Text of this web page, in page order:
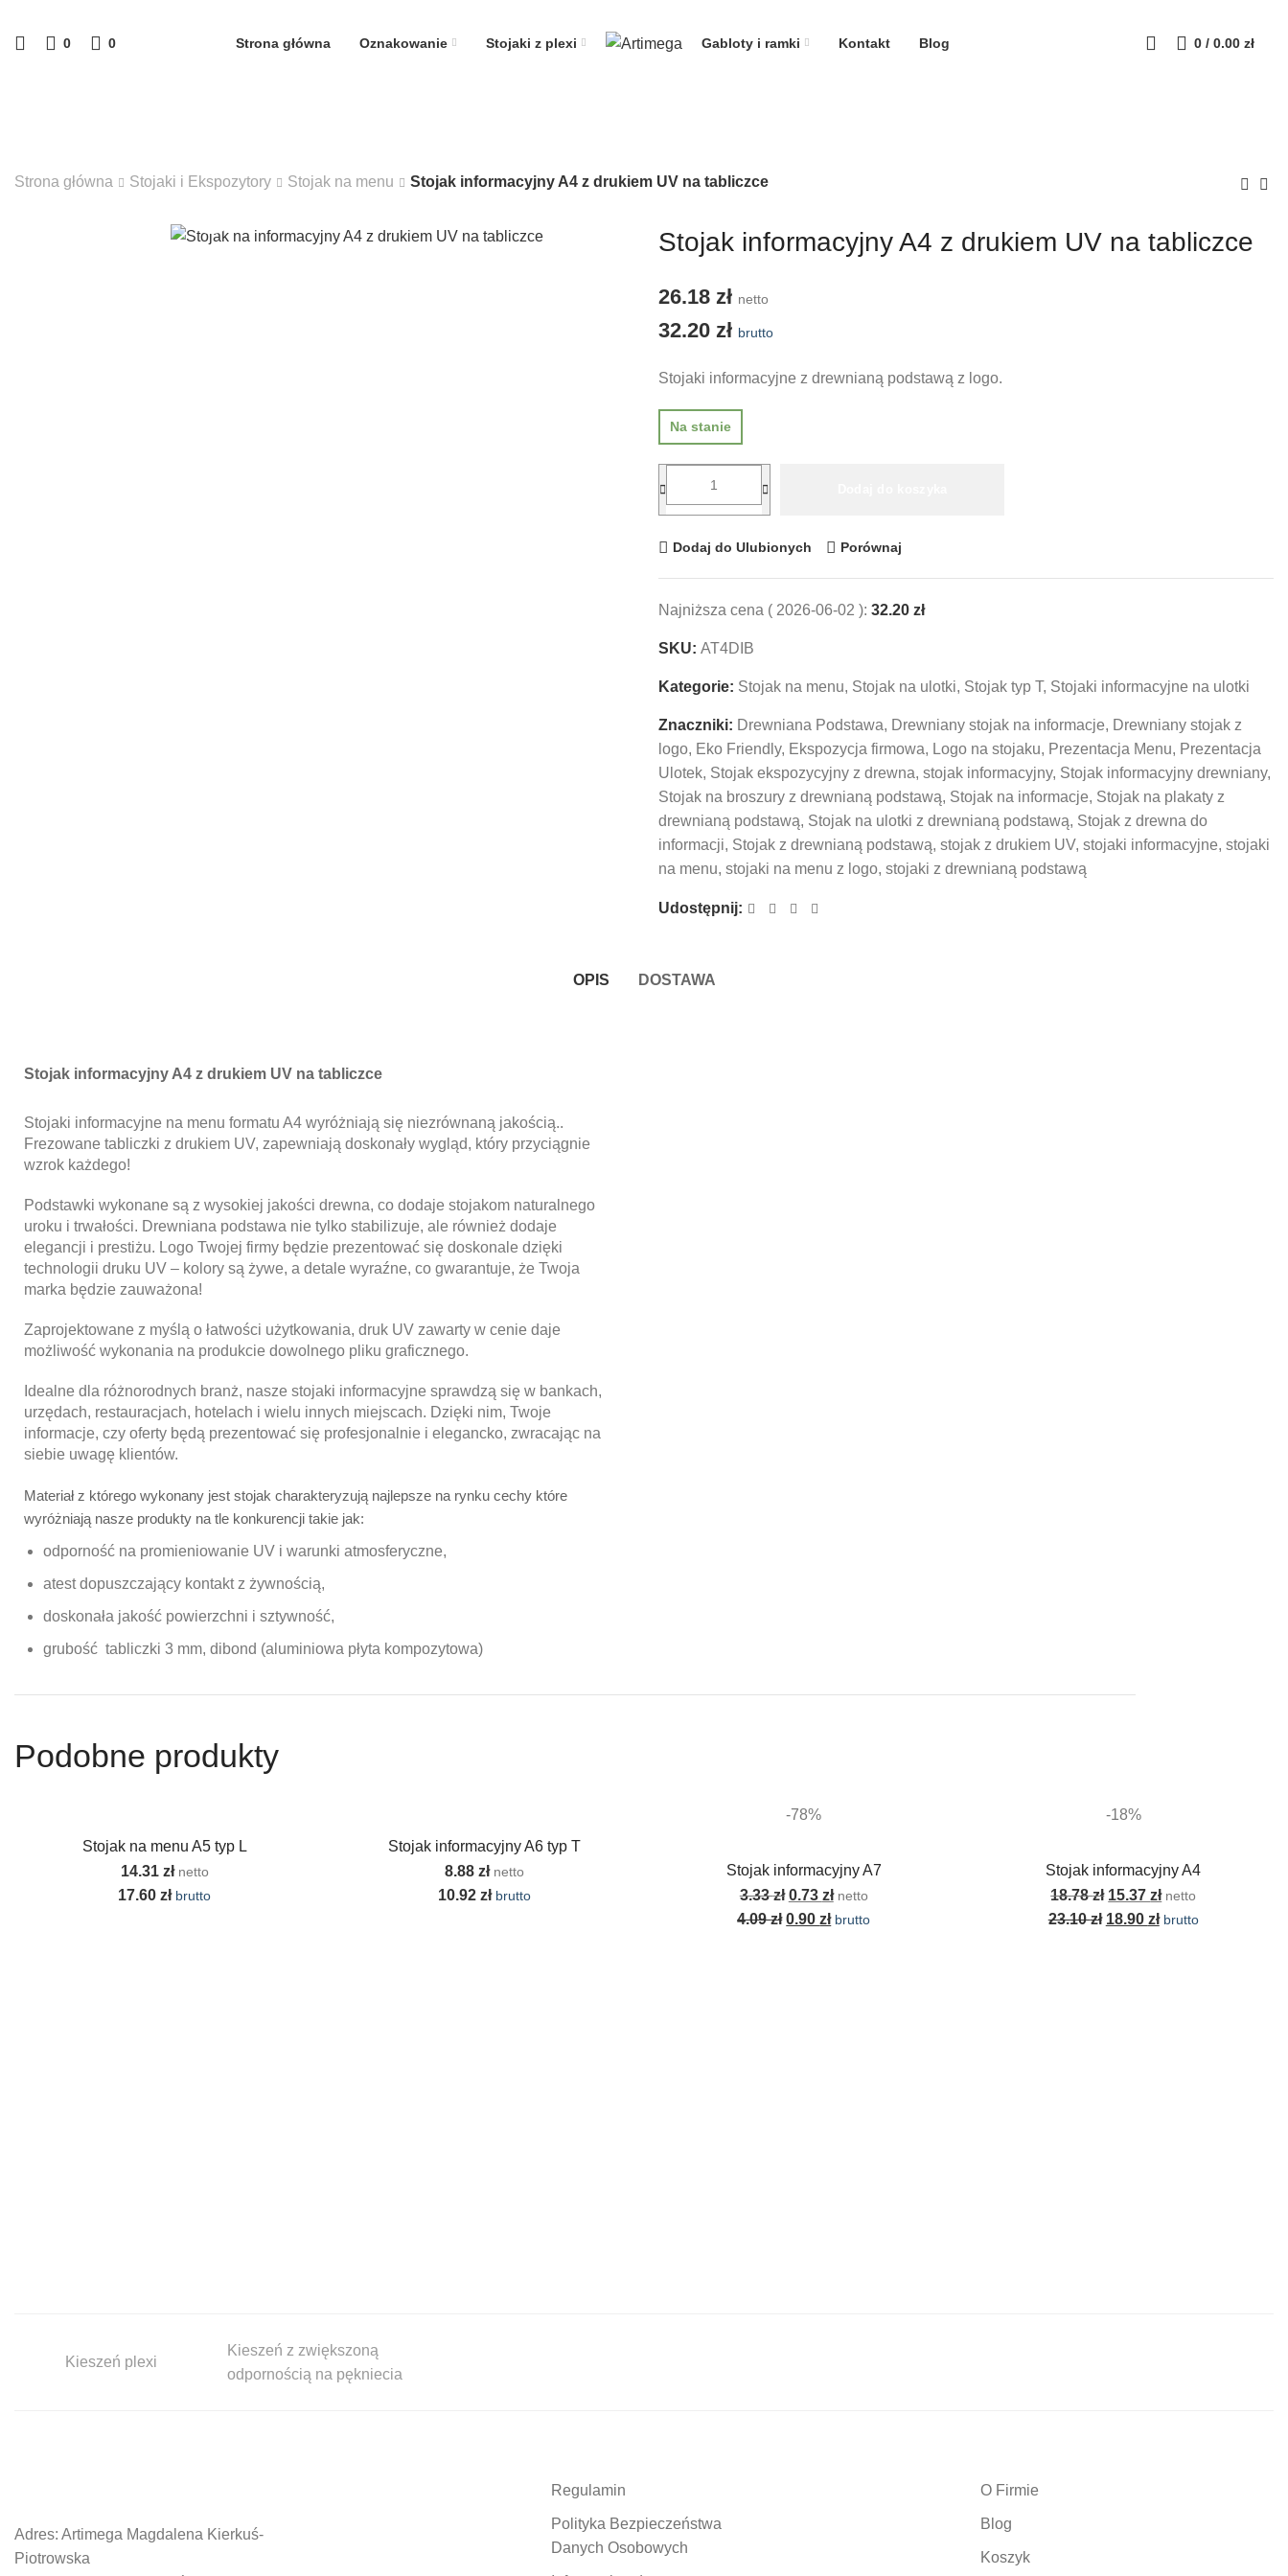
0 0 Strona główna Oznakowanie Stojaki z plexi Gabloty i ramki Kontakt Blog 0 / 0.00 zł
Strona główna Stojaki i Ekspozytory Stojak na menu Stojak informacyjny A4 z drukiem UV na tabliczce
Stojak informacyjny A4 z drukiem UV na tabliczce
26.18 zł netto
32.20 zł brutto
Stojaki informacyjne z drewnianą podstawą z logo.
Na stanie
Dodaj do Ulubionych Porównaj
Najniższa cena ( 2026-06-02 ): 32.20 zł
SKU: AT4DIB
Kategorie: Stojak na menu, Stojak na ulotki, Stojak typ T, Stojaki informacyjne na ulotki
Znaczniki: Drewniana Podstawa, Drewniany stojak na informacje, Drewniany stojak z
logo, Eko Friendly, Ekspozycja firmowa, Logo na stojaku, Prezentacja Menu, Prezentacja
Ulotek, Stojak ekspozycyjny z drewna, stojak informacyjny, Stojak informacyjny drewniany,
Stojak na broszury z drewnianą podstawą, Stojak na informacje, Stojak na plakaty z
drewnianą podstawą, Stojak na ulotki z drewnianą podstawą, Stojak z drewna do
informacji, Stojak z drewnianą podstawą, stojak z drukiem UV, stojaki informacyjne, stojaki
na menu, stojaki na menu z logo, stojaki z drewnianą podstawą
Udostępnij:
OPIS DOSTAWA
Stojak informacyjny A4 z drukiem UV na tabliczce
Stojaki informacyjne na menu formatu A4 wyróżniają się niezrównaną jakością..
Frezowane tabliczki z drukiem UV, zapewniają doskonały wygląd, który przyciągnie
wzrok każdego!
Podstawki wykonane są z wysokiej jakości drewna, co dodaje stojakom naturalnego
uroku i trwałości. Drewniana podstawa nie tylko stabilizuje, ale również dodaje
elegancji i prestiżu. Logo Twojej firmy będzie prezentować się doskonale dzięki
technologii druku UV – kolory są żywe, a detale wyraźne, co gwarantuje, że Twoja
marka będzie zauważona!
Zaprojektowane z myślą o łatwości użytkowania, druk UV zawarty w cenie daje
możliwość wykonania na produkcie dowolnego pliku graficznego.
Idealne dla różnorodnych branż, nasze stojaki informacyjne sprawdzą się w bankach,
urzędach, restauracjach, hotelach i wielu innych miejscach. Dzięki nim, Twoje
informacje, czy oferty będą prezentować się profesjonalnie i elegancko, zwracając na
siebie uwagę klientów.
Materiał z którego wykonany jest stojak charakteryzują najlepsze na rynku cechy które
wyróżniają nasze produkty na tle konkurencji takie jak:
odporność na promieniowanie UV i warunki atmosferyczne,
atest dopuszczający kontakt z żywnością,
doskonała jakość powierzchni i sztywność,
grubość tabliczki 3 mm, dibond (aluminiowa płyta kompozytowa)
Podobne produkty
Stojak na menu A5 typ L
14.31 zł netto
17.60zł brutto
Stojak informacyjny A6 typ T
8.88 zł netto
10.92 zł brutto
-78%
Stojak informacyjny A7
3.33zł 0.73 zł netto
4.09zł 0.90zł brutto
-18%
Stojak informacyjny A4
18.78zł 15.37zł netto
23.10zł 18.90 zł brutto
Kieszeń plexi
Kieszeń z zwiększoną
odpornością na pękniecia
Adres: Artimega Magdalena Kierkuś-
Piotrowska
Regulamin
Polityka Bezpieczeństwa
Danych Osobowych
O Firmie
Blog
Koszyk